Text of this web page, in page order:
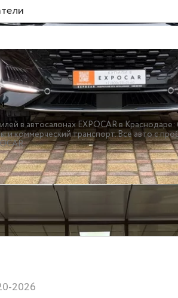
в автосалонах EXPOCAR в
и коммерческий транспорт. Все авто с
2026